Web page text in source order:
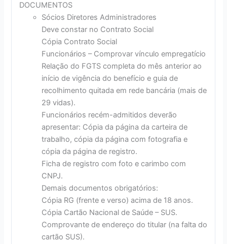
DOCUMENTOS
Sócios Diretores Administradores
Deve constar no Contrato Social
Cópia Contrato Social
Funcionários – Comprovar vínculo empregatício
Relação do FGTS completa do mês anterior ao
início de vigência do benefício e guia de
recolhimento quitada em rede bancária (mais de
29 vidas).
Funcionários recém-admitidos deverão
apresentar: Cópia da página da carteira de
trabalho, cópia da página com fotografia e
cópia da página de registro.
Ficha de registro com foto e carimbo com
CNPJ.
Demais documentos obrigatórios:
Cópia RG (frente e verso) acima de 18 anos.
Cópia Cartão Nacional de Saúde – SUS.
Comprovante de endereço do titular (na falta do
cartão SUS).